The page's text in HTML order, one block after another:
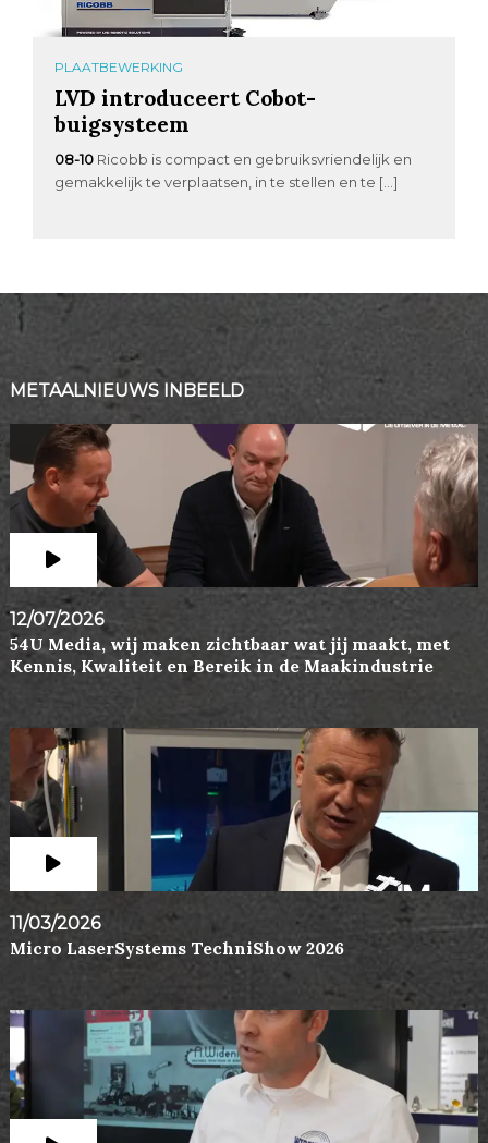
PLAATBEWERKING
LVD introduceert Cobot-
buigsysteem
08-10 Ricobb is compact en gebruiksvriendelijk en
gemakkelijk te verplaatsen, in te stellen en te […]
METAALNIEUWS INBEELD
12/07/2026
54U Media, wij maken zichtbaar wat jij maakt, met
Kennis, Kwaliteit en Bereik in de Maakindustrie
11/03/2026
Micro LaserSystems TechniShow 2026